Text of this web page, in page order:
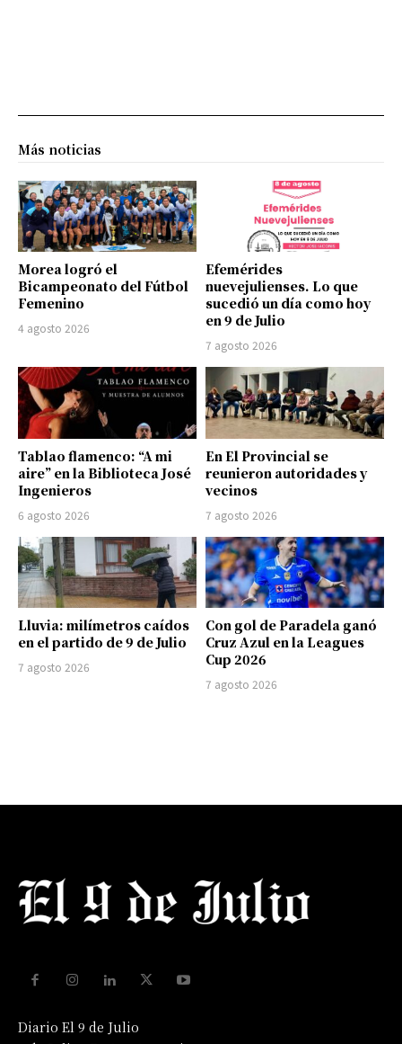
Más noticias
Morea logró el
Bicampeonato del Fútbol
Femenino
4 agosto 2026
Efemérides
nuevejulienses. Lo que
sucedió un día como hoy
en 9 de Julio
7 agosto 2026
Tablao flamenco: “A mi
aire” en la Biblioteca José
Ingenieros
6 agosto 2026
En El Provincial se
reunieron autoridades y
vecinos
7 agosto 2026
Lluvia: milímetros caídos
en el partido de 9 de Julio
7 agosto 2026
Con gol de Paradela ganó
Cruz Azul en la Leagues
Cup 2026
7 agosto 2026
Diario El 9 de Julio